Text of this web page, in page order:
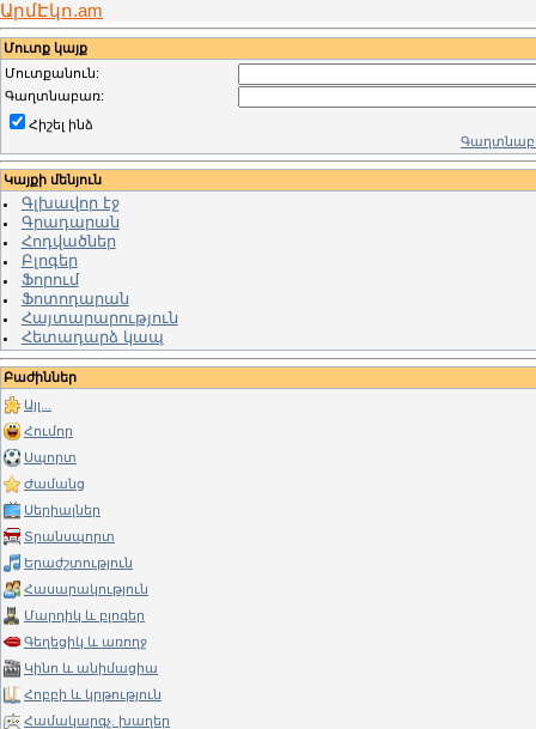
ԱրմԷկո.am
Մուտք կայք
Մուտքանուն:
Գաղտնաբառ:
Հիշել ինձ
Կայքի մենյուն
Գլխավոր էջ
Գրադարան
Հոդվածներ
Բլոգեր
Ֆորում
Ֆոտոդարան
Հայտարարություն
Հետադարձ կապ
Բաժիններ
Այլ...
Հումոր
Սպորտ
Ժամանց
Սերիալներ
Տրանսպորտ
Երաժշտություն
Հասարակություն
Մարդիկ և բլոգեր
Գեղեցիկ և առողջ
Կինո և անիմացիա
Հոբբի և կրթություն
Համակարգչ. խաղեր